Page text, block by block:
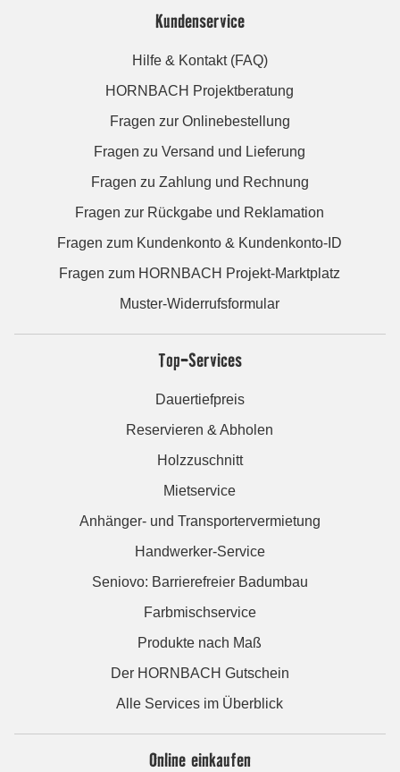
Kundenservice
Hilfe & Kontakt (FAQ)
HORNBACH Projektberatung
Fragen zur Onlinebestellung
Fragen zu Versand und Lieferung
Fragen zu Zahlung und Rechnung
Fragen zur Rückgabe und Reklamation
Fragen zum Kundenkonto & Kundenkonto-ID
Fragen zum HORNBACH Projekt-Marktplatz
Muster-Widerrufsformular
Top-Services
Dauertiefpreis
Reservieren & Abholen
Holzzuschnitt
Mietservice
Anhänger- und Transportervermietung
Handwerker-Service
Seniovo: Barrierefreier Badumbau
Farbmischservice
Produkte nach Maß
Der HORNBACH Gutschein
Alle Services im Überblick
Online einkaufen